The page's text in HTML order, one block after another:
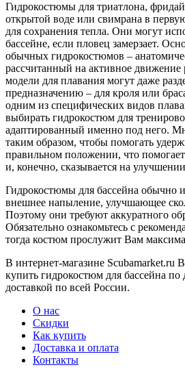
Гидрокостюмы для триатлона,
открытой воде или свимрана в
для сохранения тепла. Они могут
бассейне, если пловец замерзает.
обычных гидрокостюмов –
рассчитанный на активное
модели для плавания могут даже
предназначению – для кроля или
одним из специфических видов
выбирать гидрокостюм для
адаптированный именно под него.
таким образом, чтобы помогать
правильном положении, что помогает
и, конечно, сказывается на улучшении
Гидрокостюмы для бассейна обычно
внешнее напыление, улучшающее
Поэтому они требуют аккуратного
Обязательно ознакомьтесь с
тогда костюм прослужит Вам
В интернет-магазине Scubamarket.ru
купить гидрокостюм для бассейна
доставкой по всей России.
О нас
Скидки
Как купить
Доставка и оплата
Контакты